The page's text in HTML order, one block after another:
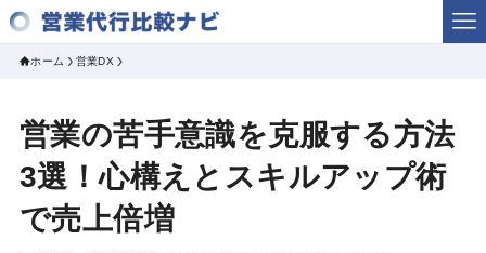
ホーム 営業DX
営業の苦手意識を克服する方法
3選！心構えとスキルアップ術
で売上倍増